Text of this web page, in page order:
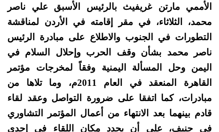
الأممي مارتن غريفيث بالرئيس الأسبق علي ناصر
محمد، الثلاثاء، في مقر إقامته في الأردن لمناقشة
التطورات في الجنوب والاطلاع على مبادرة الرئيس
ناصر محمد بشأن وقف الحرب وإحلال السلام في
اليمن وحل المسألة اليمنية وفقاً لمخرجات مؤتمر
القاهرة المنعقد في العام 2011م، وما تلاها من
مبادرات، كما اتفقا على ضرورة التواصل وعقد لقاء
قادم بينهما بعد الانتهاء من أعمال المؤتمر التشاوري
في جنيف، على أن يحدد مكان اللقاء في إحدى